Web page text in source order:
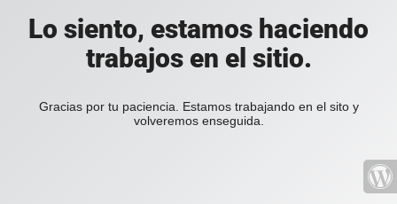
Lo siento, estamos haciendo
trabajos en el sitio.
Gracias por tu paciencia. Estamos trabajando en el sito y
volveremos enseguida.